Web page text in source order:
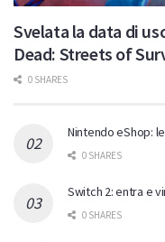
Svelata la data di
Dead: Streets of
0 SHARES
Nintendo eShop:
0 SHARES
Switch 2: entra e
0 SHARES